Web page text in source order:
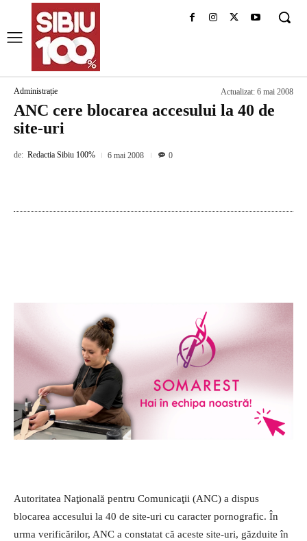
Administrație Actualizat: 6 mai 2008
ANC cere blocarea accesului la 40 de
site-uri
de: Redactia Sibiu 100% 6 mai 2008 0
Autoritatea Naţională pentru Comunicaţii (ANC) a dispus
blocarea accesului la 40 de site-uri cu caracter pornografic. În
urma verificărilor, ANC a constatat că aceste site-uri, găzduite în